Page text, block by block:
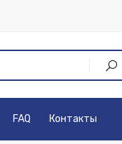
FAQ Контакты